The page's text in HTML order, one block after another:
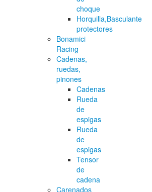
choque
Horquilla,Basculante
protectores
Bonamici
Racing
Cadenas,
ruedas,
pinones
Cadenas
Rueda
de
espigas
Rueda
de
espigas
Tensor
de
cadena
Carenados